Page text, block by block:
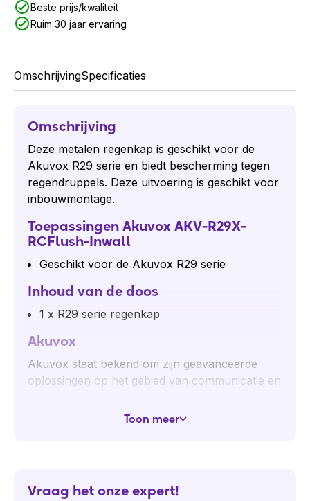
Beste prijs/kwaliteit
Ruim 30 jaar ervaring
OmschrijvingSpecificaties
Omschrijving
Deze metalen regenkap is geschikt voor de
Akuvox R29 serie en biedt bescherming tegen
regendruppels. Deze uitvoering is geschikt voor
inbouwmontage.
Toepassingen Akuvox AKV-R29X-
RCFlush-Inwall
Geschikt voor de Akuvox R29 serie
Inhoud van de doos
1 x R29 serie regenkap
Akuvox
Akuvox staat bekend om zijn geavanceerde
oplossingen op het gebied van communicatie en
toepassingen in woningen, commerciële
toegangscontrole verzorgt.
Toon meer
Vraag het onze expert!